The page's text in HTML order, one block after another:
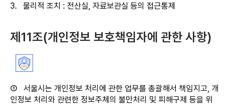
3. 물리적 조치 : 전산실, 자료보관실 등의 접근통제
제11조(개인정보 보호책임자에 관한 사항)
① 서울시는 개인정보 처리에 관한 업무를 총괄해서 책임지고, 개
인정보 처리와 관련한 정보주체의 불만처리 및 피해구제 등을 위